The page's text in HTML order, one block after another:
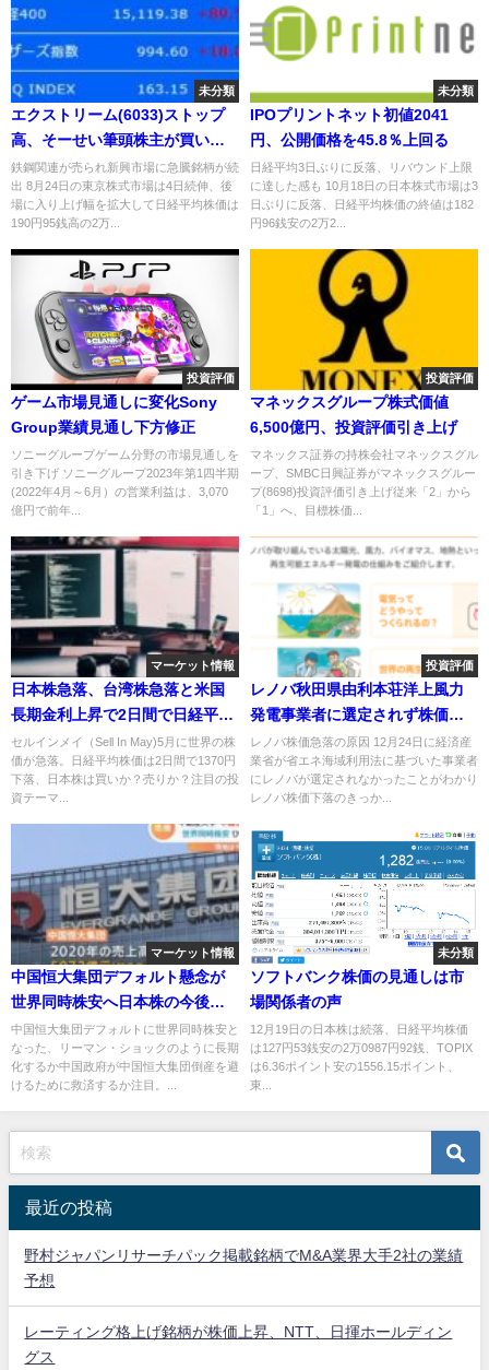
未分類
エクストリーム(6033)ストップ
高、そーせい筆頭株主が買い増
し
鉄鋼関連が売られ新興市場に急騰銘柄が続
出 8月24日の東京株式市場は4日続伸、後
場に入り上げ幅を拡大して日経平均株価は
190円95銭高の2万...
未分類
IPOプリントネット初値2041
円、公開価格を45.8％上回る
日経平均3日ぶりに反落、リバウンド上限
に達した感も 10月18日の日本株式市場は3
日ぶりに反落、日経平均株価の終値は182
円96銭安の2万2...
投資評価
ゲーム市場見通しに変化Sony
Group業績見通し下方修正
ソニーグループゲーム分野の市場見通しを
引き下げ ソニーグループ2023年第1四半期
(2022年4月～6月）の営業利益は、3,070
億円で前年...
投資評価
マネックスグループ株式価値
6,500億円、投資評価引き上げ
マネックス証券の持株会社マネックスグル
ープ、SMBC日興証券がマネックスグルー
プ(8698)投資評価引き上げ従来「2」から
「1」へ、目標株価...
マーケット情報
日本株急落、台湾株急落と米国
長期金利上昇で2日間で日経平均
1370円下落
セルインメイ（Sell In May)5月に世界の株
価が急落。日経平均株価は2日間で1370円
下落、日本株は買いか？売りか？注目の投
資テーマ...
投資評価
レノバ秋田県由利本荘洋上風力
発電事業者に選定されず株価に
ネガティブ
レノバ株価急落の原因 12月24日に経済産
業省が省エネ海域利用法に基づいた事業者
にレノバが選定されなかったことがわかり
レノバ株価下落のきっか...
マーケット情報
中国恒大集団デフォルト懸念が
世界同時株安へ日本株の今後見
通し
中国恒大集団デフォルトに世界同時株安と
なった、リーマン・ショックのように長期
化するか中国政府が中国恒大集団倒産を避
けるために救済するか注目。...
未分類
ソフトバンク株価の見通しは市
場関係者の声
12月19日の日本株は続落、日経平均株価
は127円53銭安の2万0987円92銭、TOPIX
は6.36ポイント安の1556.15ポイント、
東...
最近の投稿
野村ジャパンリサーチパック掲載銘柄でM&A業界大手2社の業績
予想
レーティング格上げ銘柄が株価上昇、NTT、日揮ホールディン
グス